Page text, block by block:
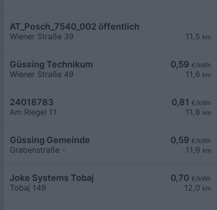
11,5 km
AT_Posch_7540_002 öffentlich
Wiener Straße 39
0,59 €/kWh
11,6 km
Güssing Technikum
Wiener Straße 49
0,81 €/kWh
11,8 km
24018783
Am Riegel 11
0,59 €/kWh
11,9 km
Güssing Gemeinde
Grabenstraße -
0,70 €/kWh
12,0 km
Joke Systems Tobaj
Tobaj 149